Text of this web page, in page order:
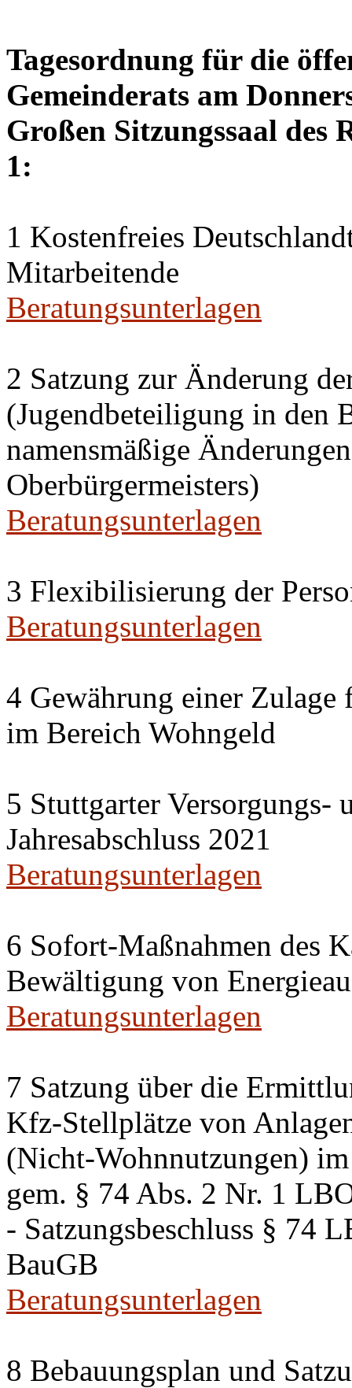
Tagesordnung für die
Gemeinderats am
Großen Sitzungssaal des
1:
1 Kostenfreies
Mitarbeitende
Beratungsunterlagen
2 Satzung zur Änderung
(Jugendbeteiligung in den
namensmäßige
Oberbürgermeisters)
Beratungsunterlagen
3 Flexibilisierung der
Beratungsunterlagen
4 Gewährung einer
im Bereich Wohngeld
5 Stuttgarter Versorgungs-
Jahresabschluss 2021
Beratungsunterlagen
6 Sofort-Maßnahmen des
Bewältigung von
Beratungsunterlagen
7 Satzung über die
Kfz-Stellplätze von
(Nicht-Wohnnutzungen)
gem. § 74 Abs. 2 Nr. 1
- Satzungsbeschluss § 74
BauGB
Beratungsunterlagen
8 Bebauungsplan und